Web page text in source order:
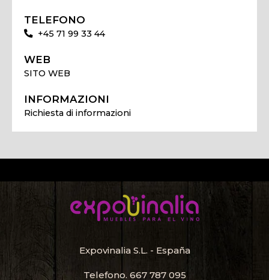
TELEFONO
+45 71 99 33 44
WEB
SITO WEB
INFORMAZIONI
Richiesta di informazioni
Expovinalia S.L. - España
Telefono. 667 787 095